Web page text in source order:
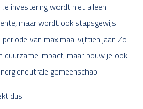
Je investering wordt niet alleen
maar wordt ook stapsgewijs
van maximaal vijftien jaar. Zo
duurzame impact, maar bouw je ook
gemeenschap.
dus.